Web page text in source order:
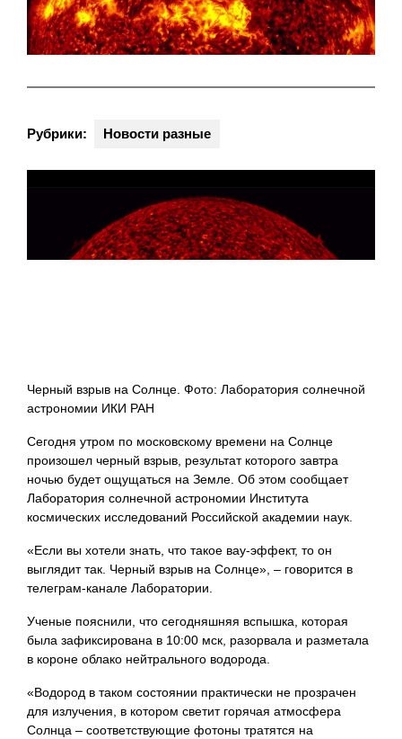
Рубрики: Новости разные
Черный взрыв на Солнце. Фото: Лаборатория солнечной
астрономии ИКИ РАН
Сегодня утром по московскому времени на Солнце
произошел черный взрыв, результат которого завтра
ночью будет ощущаться на Земле. Об этом сообщает
Лаборатория солнечной астрономии Института
космических исследований Российской академии наук.
«Если вы хотели знать, что такое вау-эффект, то он
выглядит так. Черный взрыв на Солнце», – говорится в
телеграм-канале Лаборатории.
Ученые пояснили, что сегодняшняя вспышка, которая
была зафиксирована в 10:00 мск, разорвала и разметала
в короне облако нейтрального водорода.
«Водород в таком состоянии практически не прозрачен
для излучения, в котором светит горячая атмосфера
Солнца – соответствующие фотоны тратятся на